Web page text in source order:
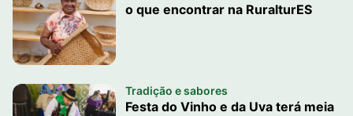
o que encontrar na RuralturES
Tradição e sabores
Festa do Vinho e da Uva terá meia